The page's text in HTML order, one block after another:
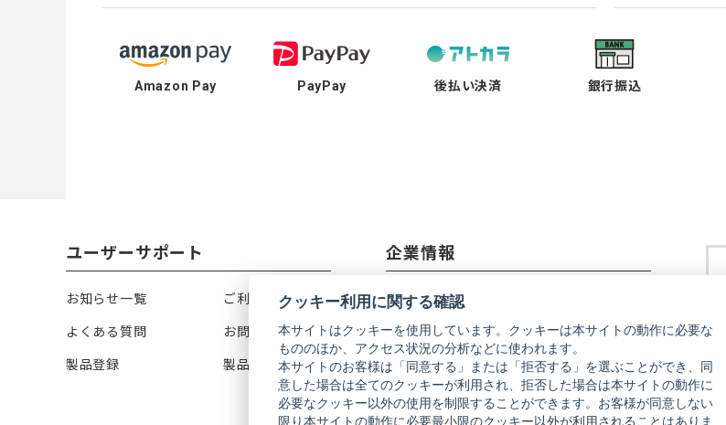
Amazon Pay PayPay 後払い決済 銀行振込
ユーザーサポート
お知らせ一覧 ご利用ガイド
よくある質問 お問い合わせ
製品登録 製品カタログ
企業情報
リコーイメージング株式会社
し
タ
ブ
で
会社概要
し
タ
ブ
で
株式会社リコー
し
タ
ブ
で
し
タ
ブ
で
クッキー利用に関する確認
本サイトはクッキーを使用しています。クッキーは本サイトの動作に必要な
もののほか、アクセス状況の分析などに使われます。
本サイトのお客様は「同意する」または「拒否する」を選ぶことができ、同
意した場合は全てのクッキーが利用され、拒否した場合は本サイトの動作に
必要なクッキー以外の使用を制限することができます。お客様が同意しない
限り本サイトの動作に必要最小限のクッキー以外が利用されることはありま